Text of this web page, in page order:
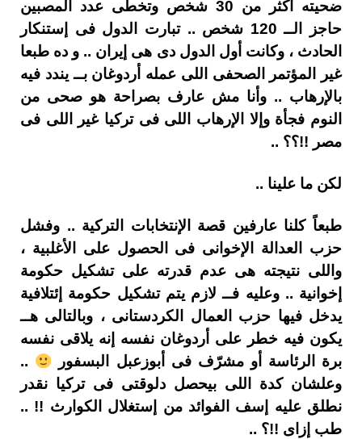
ضحيته أكثر من 30 شخص وتخطى عدد المصبين
حاجز الــ 120 شخص .. تبارت الدول فى إستنكار
الحادث ، وكانت أول الدول دى هى إيران .. و ده طبعا
غير المؤتمر الصحفى اللى عمله أردوغان بــ يندد فيه
بالإرهاب .. وأنا مش عارف بصراحة هو صحى من
النوم فجأة وإلا الإرهاب اللى فى تركيا غير اللى فى
مصر !!؟؟ ..
لكن ما علينا ..
طبعاً كلنا عارفين قصة الإنتخابات التركية .. وفشل
حزب العدالة الإخوانى فى الحصول على الأغلبية ،
واللى نتيجته هى عدم قدرته على تشكيل حكومة
إخوانية .. وعليه فــ لازم يتم تشكيل حكومة إئتلافية
يدخل فيها حزب العمال الكردستانى ، وبالتالى هــ
يكون فيه خطر على أردوغان نفسه إنه يلاقى نفسه
برة الرئاسة أو مشرّف فى أبوزعبل البسفور
..
وعلشان كدة اللى بيحصل دلوقتى فى تركيا نقدر
نطلق عليه إسف الفوائد من إستغلال الكوارث !! ..
طب إزاى !!؟ ..